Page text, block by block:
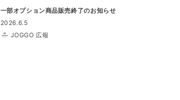
一部オプション商品販売終了のお知らせ
2026.6.5
JOGGO 広報